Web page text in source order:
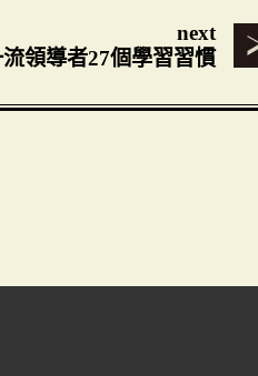
next
領導者27個學習習慣